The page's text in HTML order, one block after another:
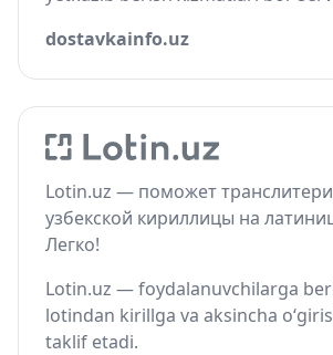
dostavkainfo.uz
Lotin.uz — поможет
узбекской кириллицы на
Легко!
Lotin.uz — foydalanuvchilarga
lotindan kirillga va aksincha
taklif etadi.